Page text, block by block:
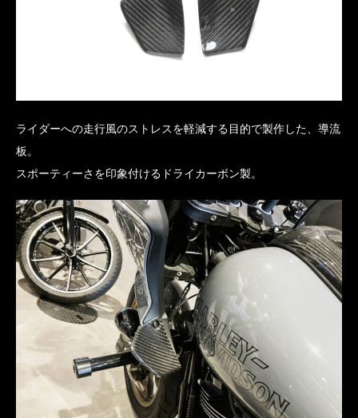
ライダーへの走行風のストレスを軽減する目的で製作した、導流
板。
スポーティーさを印象付けるドライカーボン製。